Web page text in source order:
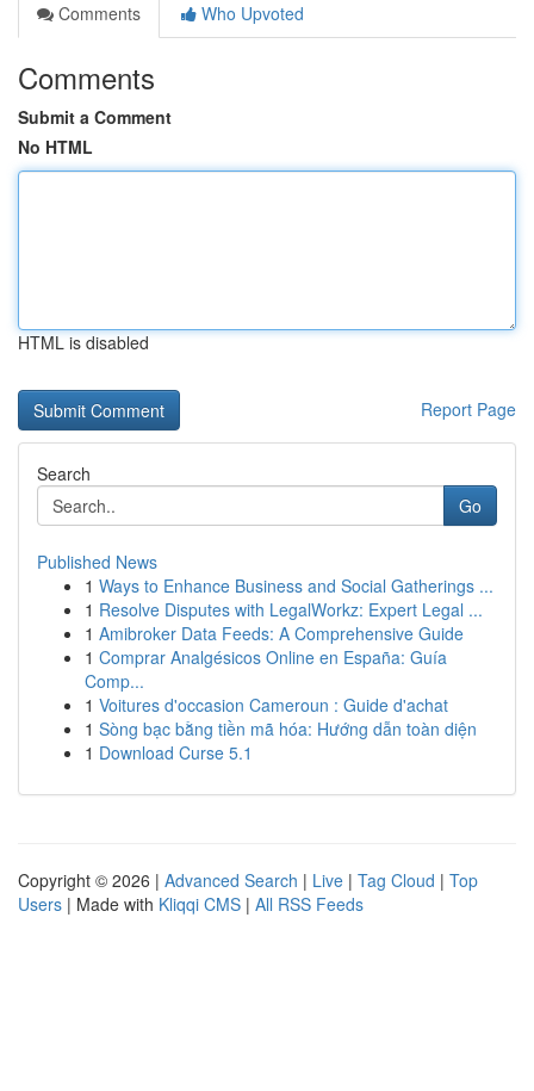
Comments
Who Upvoted
Comments
Submit a Comment
No HTML
HTML is disabled
Report Page
Search
Go
Published News
1 Ways to Enhance Business and Social Gatherings ...
1 Resolve Disputes with LegalWorkz: Expert Legal ...
1 Amibroker Data Feeds: A Comprehensive Guide
1 Comprar Analgésicos Online en España: Guía
Comp...
1 Voitures d'occasion Cameroun : Guide d'achat
1 Sòng bạc bằng tiền mã hóa: Hướng dẫn toàn diện
1 Download Curse 5.1
Copyright © 2026 | Advanced Search | Live | Tag Cloud | Top
Users | Made with Kliqqi CMS | All RSS Feeds